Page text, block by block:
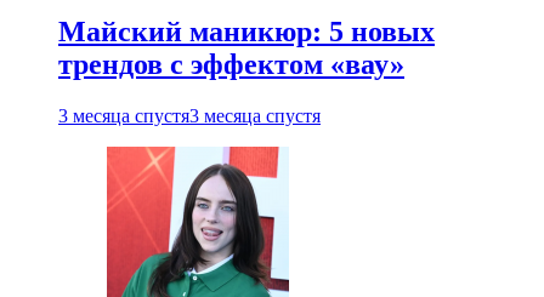
Майский маникюр: 5 новых
трендов с эффектом «вау»
3 месяца спустя3 месяца спустя